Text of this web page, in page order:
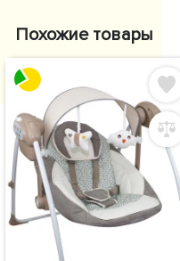
Похожие товары